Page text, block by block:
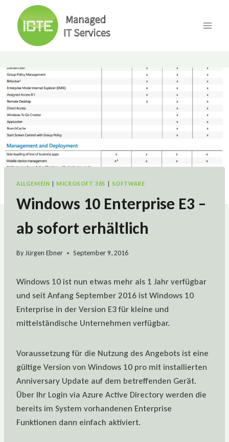
content
ALLGEMEIN | MICROSOFT 365 | SOFTWARE
Windows 10 Enterprise E3 –
ab sofort erhältlich
ByJürgen Ebner September 9, 2016
Windows 10 ist nun etwas mehr als 1 Jahr verfügbar
und seit Anfang September 2016 ist Windows 10
Enterprise in der Version E3 für kleine und
mittelständische Unternehmen verfügbar.
Voraussetzung für die Nutzung des Angebots ist eine
gültige Version von Windows 10 pro mit installierten
Anniversary Update auf dem betreffenden Gerät.
Über Ihr Login via Azure Active Directory werden die
bereits im System vorhandenen Enterprise
Funktionen dann einfach aktiviert.